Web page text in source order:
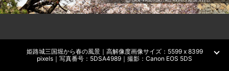
姫路城三国堀から春の風景｜高解像度画像サイズ：5599 x 8399
pixels｜写真番号：5DSA4989｜撮影：Canon EOS 5DS